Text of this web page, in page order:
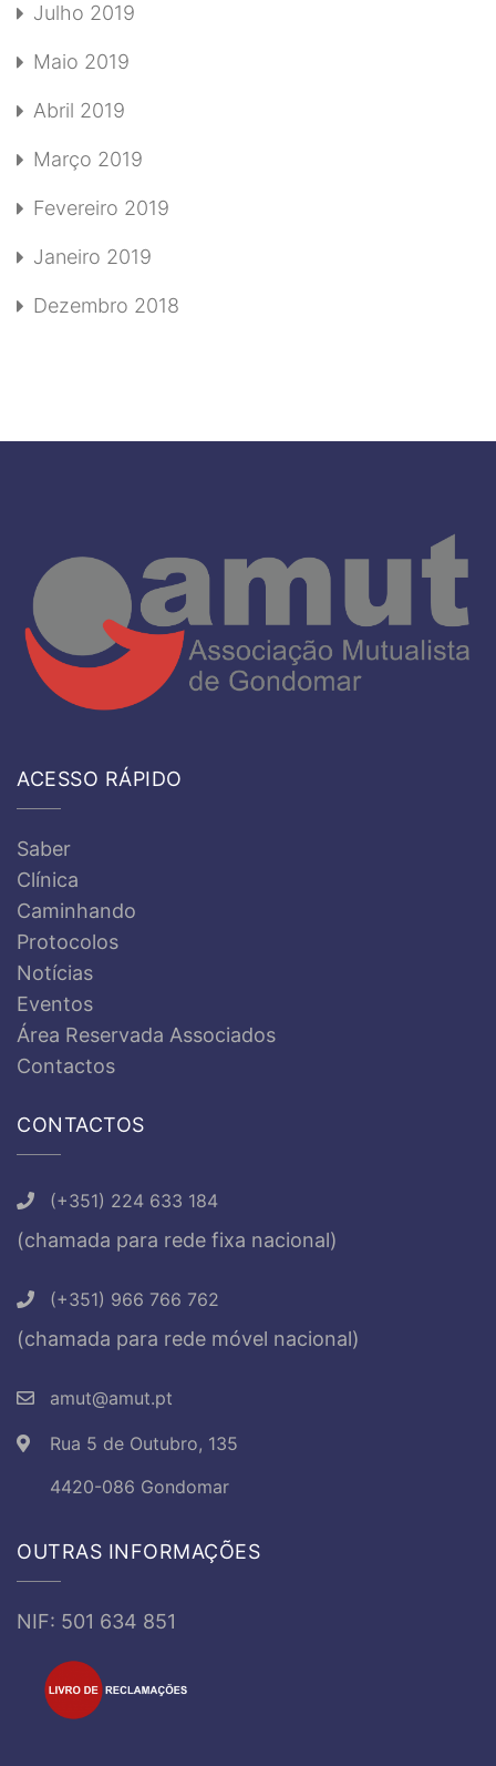
Julho 2019
Maio 2019
Abril 2019
Março 2019
Fevereiro 2019
Janeiro 2019
Dezembro 2018
ACESSO RÁPIDO
Saber
Clínica
Caminhando
Protocolos
Notícias
Eventos
Área Reservada Associados
Contactos
CONTACTOS
(+351) 224 633 184
(chamada para rede fixa nacional)
(+351) 966 766 762
(chamada para rede móvel nacional)
amut@amut.pt
Rua 5 de Outubro, 135
4420-086 Gondomar
OUTRAS INFORMAÇÕES
NIF: 501 634 851